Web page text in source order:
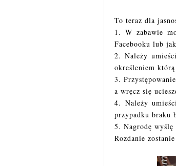
To teraz dla
1. W zabawie
Facebooku lub
2. Należy
określeniem
3.
a wręcz się
4. Należy
przypadku braku
5. Nagrodę
Rozdanie